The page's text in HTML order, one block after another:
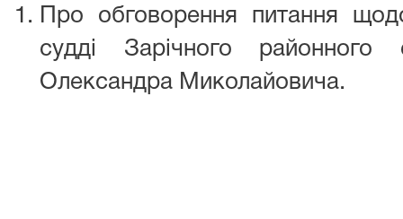
Про обговорення питання
судді Зарічного
Олександра Миколайовича.